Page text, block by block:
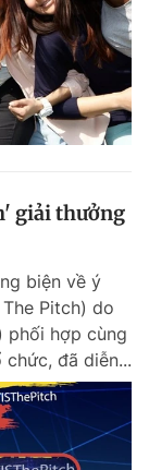
giải thưởng
biện về ý
Pitch) do
phối hợp cùng
đã diễn...